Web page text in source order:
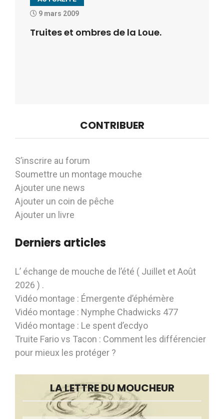
9 mars 2009
Truites et ombres de la Loue.
CONTRIBUER
S’inscrire au forum
Soumettre un montage mouche
Ajouter une news
Ajouter un coin de pêche
Ajouter un livre
Derniers articles
L’ échange de mouche de l’été ( Juillet et Août
2026 ) .
Vidéo montage : Émergente d’éphémère
Vidéo montage : Nymphe Chadwicks 477
Vidéo montage : Le spent d’ecdyo
Truite Fario vs Tacon : Comment les différencier
pour mieux les protéger ?
LA LETTRE DU MOUCHEUR